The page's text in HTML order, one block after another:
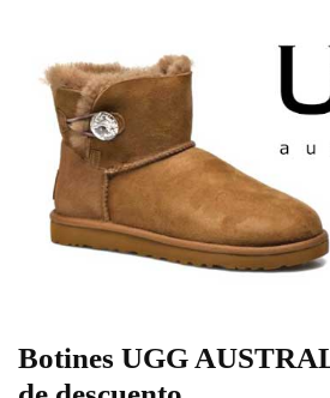
Botines UGG